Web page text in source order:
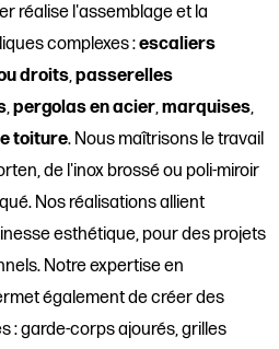
réalise l'assemblage et la
complexes :escaliers
droits,passerelles
,pergolas en acier,marquises,
toiture. Nous maîtrisons le travail
de l'inox brossé ou poli-miroir
Nos réalisations allient
esthétique, pour des projets
Notre expertise en
également de créer des
: garde-corps ajourés, grilles